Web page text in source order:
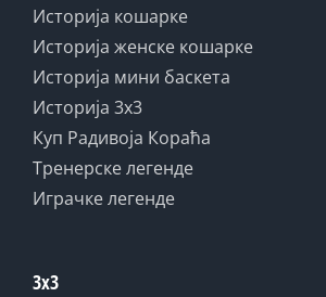
Историја кошарке
Историја женске кошарке
Историја мини баскета
Историја 3x3
Куп Радивоја Кораћа
Тренерске легенде
Играчке легенде
3x3